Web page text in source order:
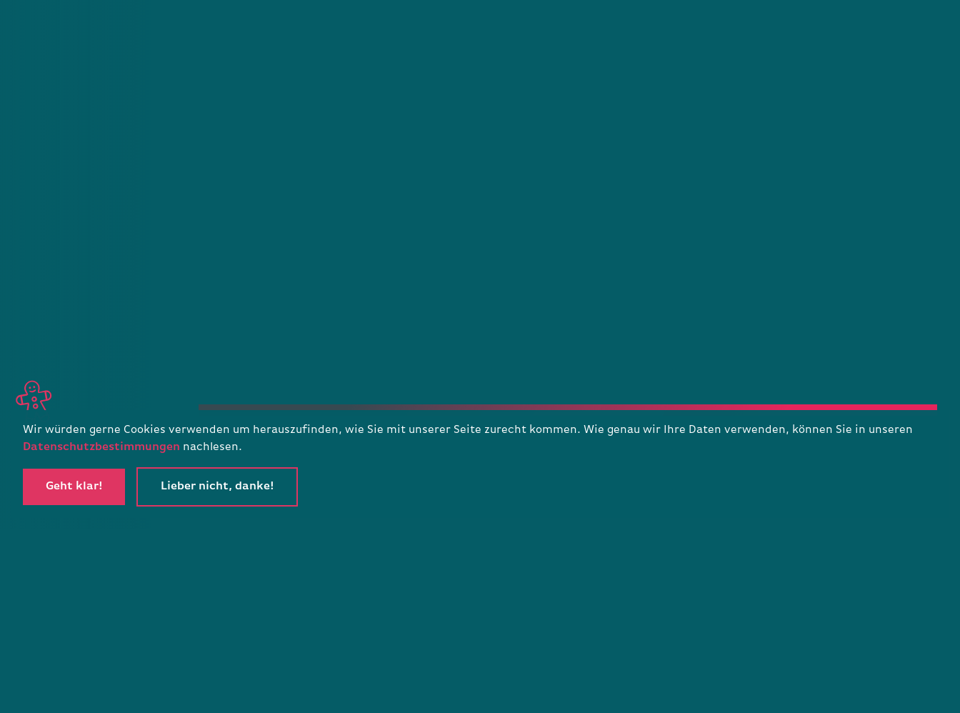
Wir würden gerne Cookies verwenden um herauszufinden, wie Sie mit unserer Seite zurecht kommen. Wie genau wir Ihre Daten verwenden, können Sie in unseren
Datenschutzbestimmungen nachlesen.
Geht klar! Lieber nicht, danke!